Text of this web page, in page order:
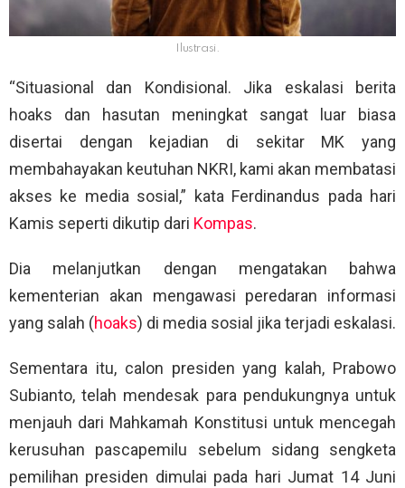
Ilustrasi.
“Situasional dan Kondisional. Jika eskalasi berita
hoaks dan hasutan meningkat sangat luar biasa
disertai dengan kejadian di sekitar MK yang
membahayakan keutuhan NKRI, kami akan membatasi
akses ke media sosial,” kata Ferdinandus pada hari
Kamis seperti dikutip dari Kompas.
Dia melanjutkan dengan mengatakan bahwa
kementerian akan mengawasi peredaran informasi
yang salah (hoaks) di media sosial jika terjadi eskalasi.
Sementara itu, calon presiden yang kalah, Prabowo
Subianto, telah mendesak para pendukungnya untuk
menjauh dari Mahkamah Konstitusi untuk mencegah
kerusuhan pascapemilu sebelum sidang sengketa
pemilihan presiden dimulai pada hari Jumat 14 Juni